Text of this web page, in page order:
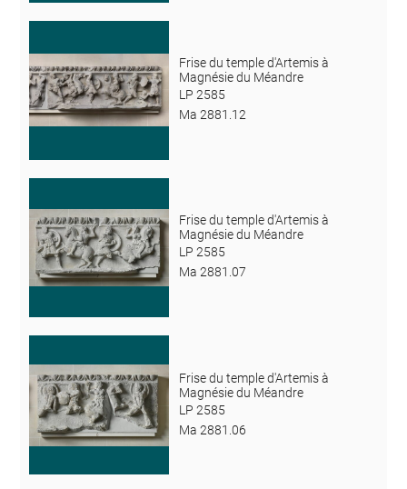
Frise du temple d'Artemis à
Magnésie du Méandre
LP 2585
Ma 2881.12
Frise du temple d'Artemis à
Magnésie du Méandre
LP 2585
Ma 2881.07
Frise du temple d'Artemis à
Magnésie du Méandre
LP 2585
Ma 2881.06